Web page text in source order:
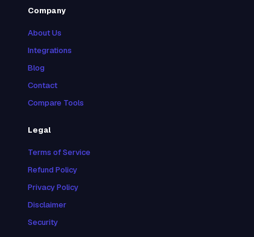
Company
About Us
Integrations
Blog
Contact
Compare Tools
Legal
Terms of Service
Refund Policy
Privacy Policy
Disclaimer
Security